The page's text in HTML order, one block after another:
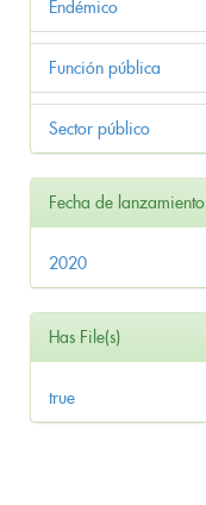
Endémico
Función pública
Sector público
Fecha de lanzamiento
2020
Has File(s)
true